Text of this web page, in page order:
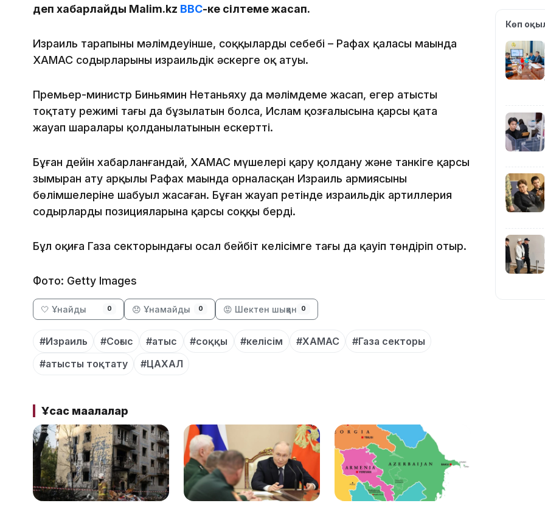
деп хабарлайды Malim.kz ВВС-ке сілтеме жасап.
Израиль тарапының мәлімдеуінше, соққылардың себебі – Рафах қаласы маңында
ХАМАС содырларының израильдік әскерге оқ атуы.
Премьер-министр Биньямин Нетаньяху да мәлімдеме жасап, егер атысты
тоқтату режимі тағы да бұзылатын болса, Ислам қозғалысына қарсы қатаң
жауап шаралары қолданылатынын ескертті.
Бұған дейін хабарланғандай, ХАМАС мүшелері қару қолдану және танкіге қарсы
зымыран ату арқылы Рафах маңында орналасқан Израиль армиясының
бөлімшелеріне шабуыл жасаған. Бұған жауап ретінде израильдік артиллерия
содырлардың позицияларына қарсы соққы берді.
Бұл оқиға Газа секторындағы осал бейбіт келісімге тағы да қауіп төндіріп отыр.
Фото: Getty Images
🤍 Ұнайды 0 😞 Ұнамайды 0 😡 Шектен шыққан 0
#Израиль #Соғыс #атыс #соққы #келісім #ХАМАС
#Газа секторы
#атысты тоқтату
#ЦАХАЛ
Ұқсас мақалалар
13:22
13:05
12:31
Көп